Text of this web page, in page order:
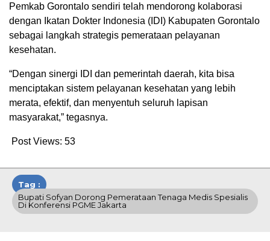
Pemkab Gorontalo sendiri telah mendorong kolaborasi
dengan Ikatan Dokter Indonesia (IDI) Kabupaten Gorontalo
sebagai langkah strategis pemerataan pelayanan
kesehatan.
“Dengan sinergi IDI dan pemerintah daerah, kita bisa
menciptakan sistem pelayanan kesehatan yang lebih
merata, efektif, dan menyentuh seluruh lapisan
masyarakat,” tegasnya.
Post Views: 53
Tag :
Bupati Sofyan Dorong Pemerataan Tenaga Medis Spesialis
Di Konferensi PGME Jakarta